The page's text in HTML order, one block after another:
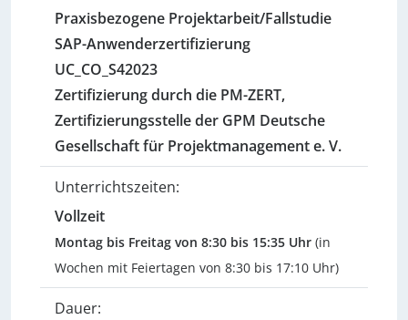
Praxisbezogene Projektarbeit/Fallstudie
SAP-Anwenderzertifizierung
UC_CO_S42023
Zertifizierung durch die PM-ZERT,
Zertifizierungsstelle der GPM Deutsche
Gesellschaft für Projektmanagement e. V.
Unterrichtszeiten:
Vollzeit
Montag bis Freitag von 8:30 bis 15:35 Uhr (in
Wochen mit Feiertagen von 8:30 bis 17:10 Uhr)
Dauer: